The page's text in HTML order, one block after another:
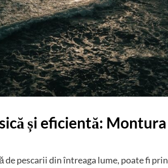
și eficientă:
de pescarii din întreaga lume, poate fi